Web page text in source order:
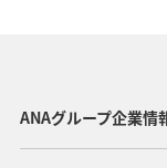
ANAグループ企業情